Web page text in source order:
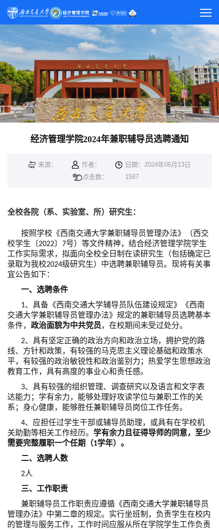
经济管理学院2024年兼职辅导员选聘通知
来源： 作者：
日期：2024年06月13日
点击数：
1587
全校各院（系、实验室、所）研究生：
按照学校《西南交通大学兼职辅导员管理办法》（西交
校学生〔2022〕7号）等文件精神，结合经济管理学院学生
工作实际需求，拟面向全校全日制在读研究生（包括确定已
录取为我校2024级研究生）中选聘兼职辅导员。现将有关事
宜公告如下：
一、选聘条件
1、具备《西南交通大学辅导员队伍建设规定》《西南
交通大学兼职辅导员管理办法》规定的兼职辅导员选聘基本
条件， 政治面貌为中共党员，在校期间未受过处分。
2、具有坚定正确的政治方向和政治立场，拥护党的路
线、方针和政策，有较强的马克思主义理论基础和政策水
平，有较强的政治敏锐性和政治鉴别力；热爱学生思想政治
教育工作，具有高度的事业心和责任感。
3、具有较强的组织管理、调查研究以及语言和文字表
达能力；学有余力，能够处理好攻读学位与兼职工作的关
系；身心健康，能够胜任兼职辅导员岗位工作任务。
4、应担任过学生干部或辅导员助理，或具有在学校机
关助勤等相关工作经历。 学有余力且征得导师的同意，至少
需要完整履职一个任期（1学年）。
二、选聘人数
2人
三、工作职责
兼职辅导员工作职责应遵循《西南交通大学兼职辅导员
管理办法》中第二章的规定。实行坐班制，负责学生在校内
的管理与服务工作，工作时间应服从所在学院学生工作负责